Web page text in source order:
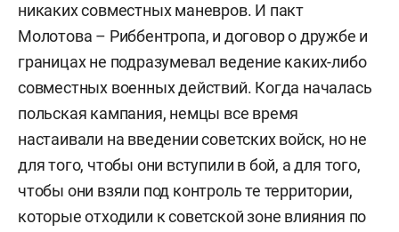
никаких совместных маневров. И пакт
Молотова – Риббентропа, и договор о дружбе и
границах не подразумевал ведение каких-либо
совместных военных действий. Когда началась
польская кампания, немцы все время
настаивали на введении советских войск, но не
для того, чтобы они вступили в бой, а для того,
чтобы они взяли под контроль те территории,
которые отходили к советской зоне влияния по